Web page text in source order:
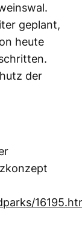
geplant,
heute
der